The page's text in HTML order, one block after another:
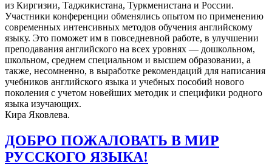
из Киргизии, Таджикистана, Туркменистана и России.
Участники конференции обменялись опытом по применению
современных интенсивных методов обучения английскому
языку. Это поможет им в повседневной работе, в улучшении
преподавания английского на всех уровнях — дошкольном,
школьном, среднем специальном и высшем образовании, а
также, несомненно, в выработке рекомендаций для написания
учебников английского языка и учебных пособий нового
поколения с учетом новейших методик и специфики родного
языка изучающих.
Кира Яковлева.
ДОБРО ПОЖАЛОВАТЬ В МИР
РУССКОГО ЯЗЫКА!